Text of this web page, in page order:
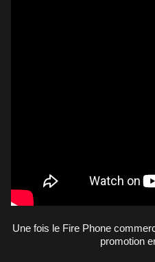
Une fois le Fire Phone commercialisé, vous pourrez l'obtenir en
promotion